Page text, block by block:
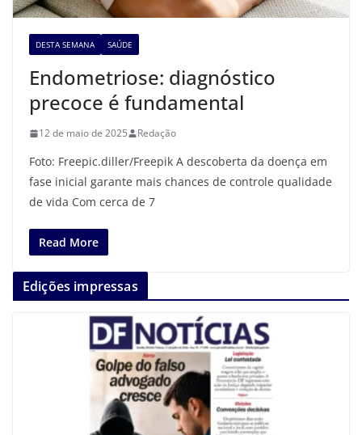
DESTA SEMANA SAÚDE
Endometriose: diagnóstico
precoce é fundamental
12 de maio de 2025 Redação
Foto: Freepic.diller/Freepik A descoberta da doença em
fase inicial garante mais chances de controle qualidade
de vida Com cerca de 7
Read More
Edições impressas